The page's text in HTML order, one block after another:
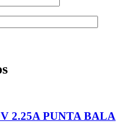
2.25A PUNTA BALA